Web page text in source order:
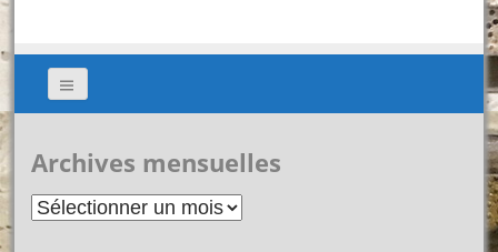
Archives mensuelles
Archives